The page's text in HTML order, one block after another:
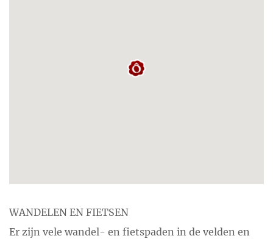
WANDELEN EN FIETSEN
Er zijn vele wandel- en fietspaden in de velden en